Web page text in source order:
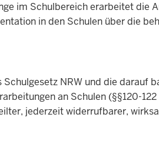
im Schulbereich erarbeitet die
in den Schulen über die
NRW und die darauf
an Schulen (§§120-122
jederzeit widerrufbarer,